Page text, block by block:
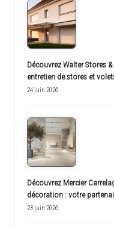
Découvrez Walter Stores
entretien de stores et
24 juin 2026
Découvrez Mercier
décoration : votre
23 juin 2026